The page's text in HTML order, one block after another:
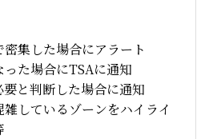
密集した場合にアラート
った場合にTSAに通知
要と判断した場合に通知
雑しているゾーンをハイライ